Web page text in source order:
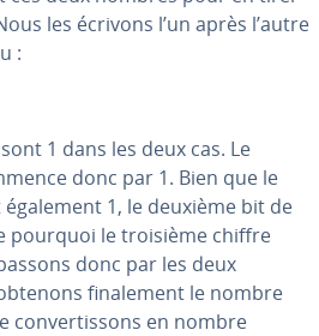
les écrivons l’un après l’autre
:
1 dans les deux cas. Le
donc par 1. Bien que le
1, le deuxième bit de
pourquoi le troisième chiffre
donc par les deux
fi­na­le­ment le nombre
con­ver­tis­sons en nombre